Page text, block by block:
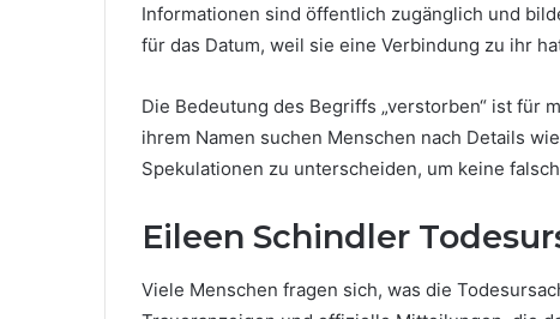
Informationen sind öffentlich zugänglich und
für das Datum, weil sie eine Verbindung zu ihr
Die Bedeutung des Begriffs „verstorben“ ist für
ihrem Namen suchen Menschen nach Details
Spekulationen zu unterscheiden, um keine
Eileen Schindler
Viele Menschen fragen sich, was die